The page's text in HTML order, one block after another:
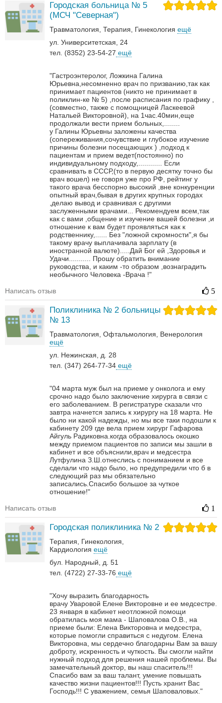
Городская больница № 5
(МСЧ "Северная")
Травматология Терапия Гинекология ещё
ул. Университетская, 24
тел. (8352) 23-54-27 ещё
"Гастроэнтеролог, Ложкина Галина
Юрьевна,несомненно врач по призванию,так как
принимает пациентов (никто не принимает в
поликлин-ке № 5) ,после расписания по графику ,
(совместно, также с помощницей Ласкеевой
Натальей Викторовной), на 1час.40мин,еще
продолжали вести прием больных,........
у Галины Юрьевны заложены качества
(сопереживания,сочувствие и глубокое изучение
причины болезни посещающих ) ,подход к
пациентам и прием ведет(постоянно) по
индивидуальному подходу,............ Если
сравнивать в СССР,(то в первую десятку точно бы
врач вошел) не говоря уже про РФ, рейтинг у
такого врача бесспорно высокий ,вне конкуренции
опытный врач,бывая в других крупных городах
,делаю вывод и сравнивая с другими
заслуженными врачами... Рекомендуем всем,так
как с вами ,общение и изучение вашей болезни ,и
отношение к вам будет проявляться как к
родственнику,...... Без "ложной скромности",я бы
такому врачу выплачивала зарплату (в
иностранной валюте).....Дай Бог ей ,Здоровья и
Удачи........... Прошу обратить внимание
руководства, и каким -то образом ,вознаградить
необычного Человека -Врача !"
Написать отзыв 5
Поликлиника № 2 больницы
№ 13
Травматология Офтальмология
Венерология‎
ещё
ул. Нежинская, д. 28
тел. (347) 264-77-34 ещё
"04 марта муж был на приеме у онколога и ему
срочно надо было заключение хирурга в связи с
его заболеванием. В регистратуре сказали что
завтра начнется запись к хирургу на 18 марта. Не
было ни какой надежды, но мы все таки подошли к
кабинету 209 где вела прием хирург Гафарова
Айгуль Радиковна.когда образовалось окошко
между приемом пациентов по записи мы зашли в
кабинет и все объяснили,врач и медсестра
Лутфулина З.Ш.отнеслись с пониманием и все
сделали что надо было, но предупредили что б в
следующий раз мы обязательно
записались.Спасибо большое за чуткое
отношение!"
Написать отзыв 1
Городская поликлиника № 2
Терапия
Гинекология
Кардиология ещё
бул. Народный, д. 51
тел. (4722) 27-33-76 ещё
"Хочу выразить благодарность
врачу Уваровой Елене Викторовне и ее медсестре.
23 января в кабинет неотложной помощи
обратилась моя мама - Шаповалова О.В., на
приеме были: Елена Викторовна и медсестра,
которые помогли справиться с недугом. Елена
Викторовна, мы сердечно благодарны Вам за вашу
доброту, искренность и чуткость. Вы смогли найти
нужный подход для решения нашей проблемы. Вы
замечательный доктор, вы наш спаситель!!!
Спасибо вам за ваш талант, умение повышать
качество жизни пациентов!!! Пусть хранит Вас
Господь!!! С уважением, семья Шаповаловых."